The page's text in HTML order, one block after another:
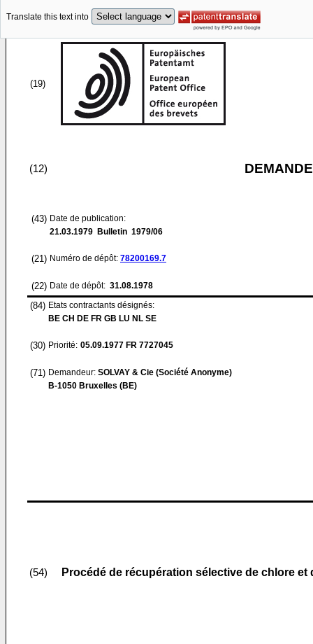
Translate this text into
(19)
(12)
(43) Date de publication:
21.03.1979 Bulletin 1979/06
(21) Numéro de dépôt: 78200169.7
(22) Date de dépôt: 31.08.1978
(84) Etats contractants désignés:
BE CH DE FR GB LU NL SE
(30) Priorité: 05.09.1977 FR 7727045
(71) Demandeur: SOLVAY & Cie (Société Anonyme)
B-1050 Bruxelles (BE)
(54) Procédé de récupération sélective de chlore